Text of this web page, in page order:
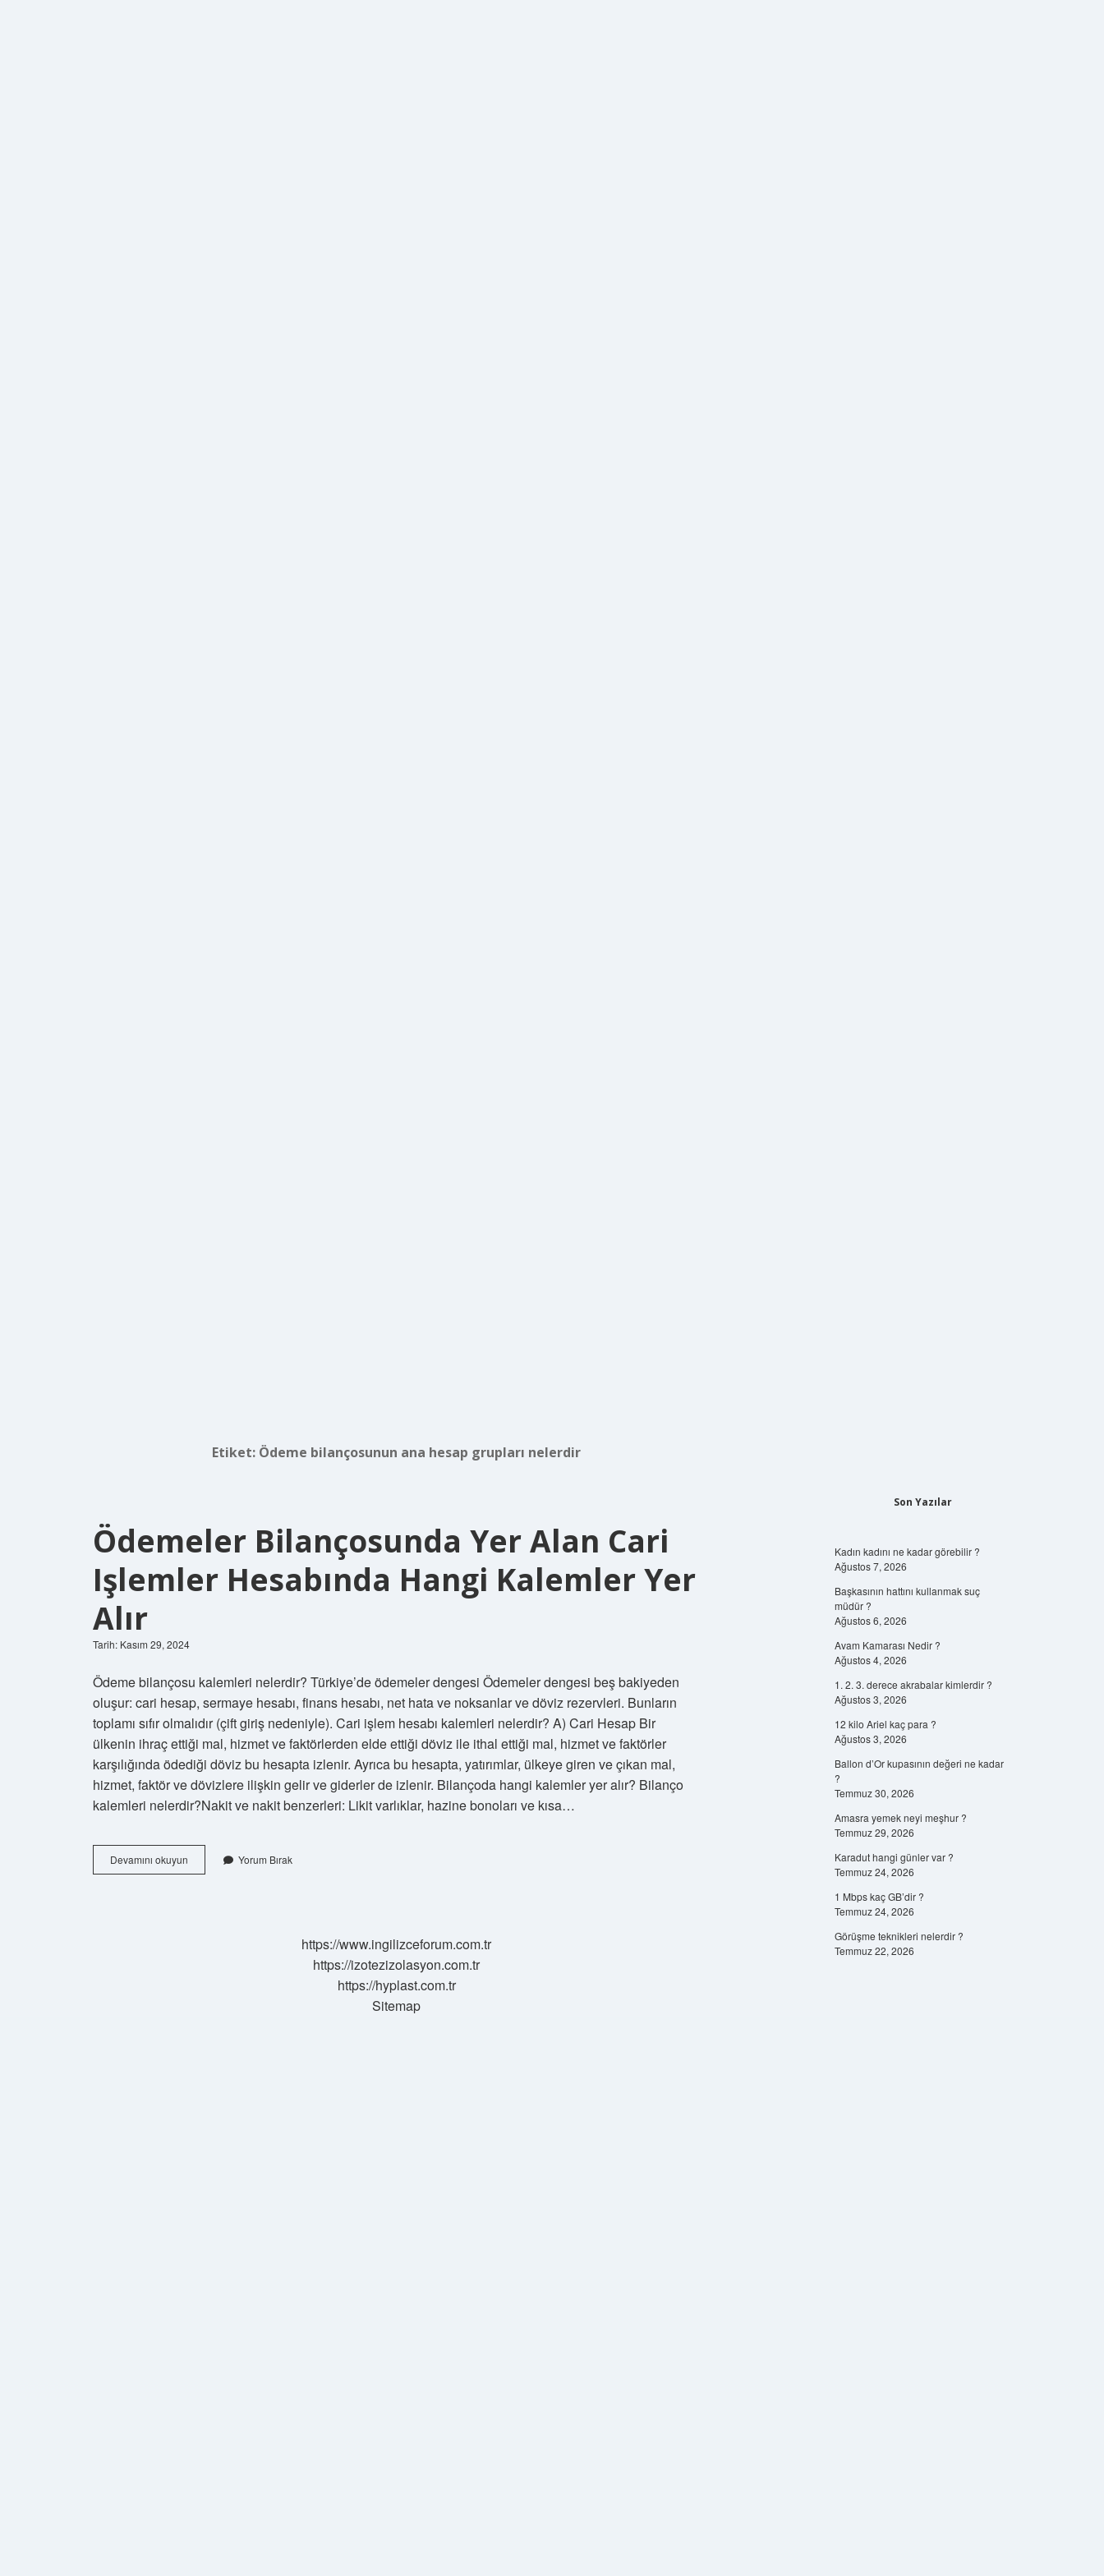
Etiket: Ödeme bilançosunun ana hesap grupları nelerdir
Ödemeler Bilançosunda Yer Alan Cari
Işlemler Hesabında Hangi Kalemler Yer
Alır
Tarih: Kasım 29, 2024
Ödeme bilançosu kalemleri nelerdir? Türkiye’de ödemeler dengesi Ödemeler dengesi beş bakiyeden
oluşur: cari hesap, sermaye hesabı, finans hesabı, net hata ve noksanlar ve döviz rezervleri. Bunların
toplamı sıfır olmalıdır (çift giriş nedeniyle). Cari işlem hesabı kalemleri nelerdir? A) Cari Hesap Bir
ülkenin ihraç ettiği mal, hizmet ve faktörlerden elde ettiği döviz ile ithal ettiği mal, hizmet ve faktörler
karşılığında ödediği döviz bu hesapta izlenir. Ayrıca bu hesapta, yatırımlar, ülkeye giren ve çıkan mal,
hizmet, faktör ve dövizlere ilişkin gelir ve giderler de izlenir. Bilançoda hangi kalemler yer alır? Bilanço
kalemleri nelerdir?Nakit ve nakit benzerleri: Likit varlıklar, hazine bonoları ve kısa…
Devamını okuyun Ödemeler
Bilançosunda
Yorum Bırak
https://www.ingilizceforum.com.tr
https://izotezizolasyon.com.tr
https://hyplast.com.tr
Sitemap
Son Yazılar
Kadın kadını ne kadar görebilir ?
Ağustos 7, 2026
Başkasının hattını kullanmak suç
müdür ?
Ağustos 6, 2026
Avam Kamarası Nedir ?
Ağustos 4, 2026
1. 2. 3. derece akrabalar kimlerdir ?
Ağustos 3, 2026
12 kilo Ariel kaç para ?
Ağustos 3, 2026
Ballon d’Or kupasının değeri ne kadar
?
Temmuz 30, 2026
Amasra yemek neyi meşhur ?
Temmuz 29, 2026
Karadut hangi günler var ?
Temmuz 24, 2026
1 Mbps kaç GB’dir ?
Temmuz 24, 2026
Görüşme teknikleri nelerdir ?
Temmuz 22, 2026